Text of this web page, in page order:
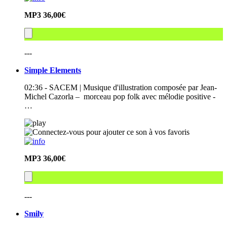
MP3 36,00€
---
Simple Elements
02:36 - SACEM | Musique d'illustration composée par Jean-
Michel Cazorla – morceau pop folk avec mélodie positive -
…
MP3 36,00€
---
Smily